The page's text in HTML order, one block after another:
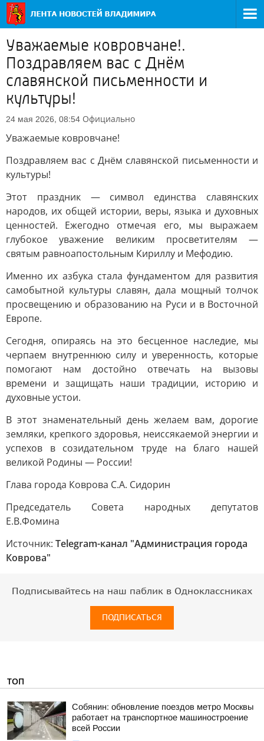
Уважаемые ковровчане!.
Поздравляем вас с Днём
славянской письменности и
культуры!
24 мая 2026, 08:54 Официально
Уважаемые ковровчане!
Поздравляем вас с Днём славянской письменности и
культуры!
Этот праздник — символ единства славянских
народов, их общей истории, веры, языка и духовных
ценностей. Ежегодно отмечая его, мы выражаем
глубокое уважение великим просветителям —
святым равноапостольным Кириллу и Мефодию.
Именно их азбука стала фундаментом для развития
самобытной культуры славян, дала мощный толчок
просвещению и образованию на Руси и в Восточной
Европе.
Сегодня, опираясь на это бесценное наследие, мы
черпаем внутреннюю силу и уверенность, которые
помогают нам достойно отвечать на вызовы
времени и защищать наши традиции, историю и
духовные устои.
В этот знаменательный день желаем вам, дорогие
земляки, крепкого здоровья, неиссякаемой энергии и
успехов в созидательном труде на благо нашей
великой Родины — России!
Глава города Коврова С.А. Сидорин
Председатель Совета народных депутатов
Е.В.Фомина
Источник: Telegram-канал "Администрация города
Коврова"
Подписывайтесь на наш паблик в Одноклассниках
ПОДПИСАТЬСЯ
ТОП
Собянин: обновление поездов метро Москвы
работает на транспортное машиностроение
всей России